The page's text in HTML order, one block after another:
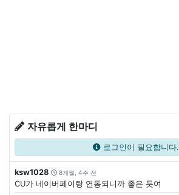
자유롭게 한마디
로그인이 필요합니다.
ksw1028 8개월, 4주 전
CU가 네이버페이랑 연동되니까 좋은 듯여